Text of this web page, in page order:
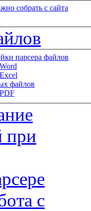
собрать с сайта
парсера файлов
файлов
при
с